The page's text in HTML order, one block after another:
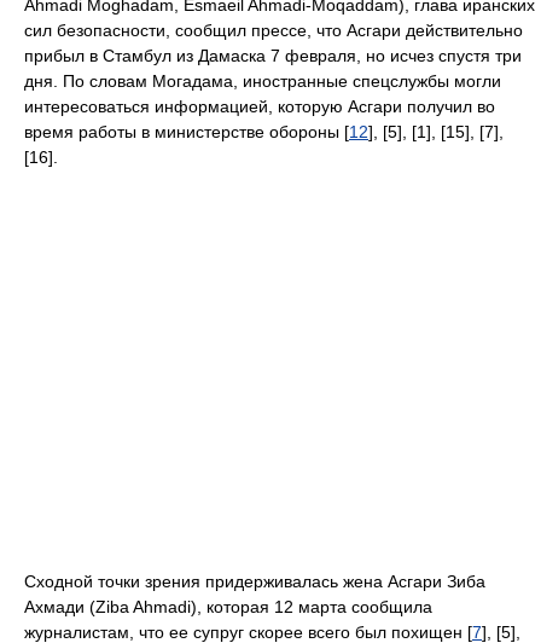
Ahmadi Moghadam, Esmaeil Ahmadi-Moqaddam), глава иранских
сил безопасности, сообщил прессе, что Асгари действительно
прибыл в Стамбул из Дамаска 7 февраля, но исчез спустя три
дня. По словам Могадама, иностранные спецслужбы могли
интересоваться информацией, которую Асгари получил во
время работы в министерстве обороны [12], [5], [1], [15], [7],
[16].
Сходной точки зрения придерживалась жена Асгари Зиба
Ахмади (Ziba Ahmadi), которая 12 марта сообщила
журналистам, что ее супруг скорее всего был похищен [7], [5],